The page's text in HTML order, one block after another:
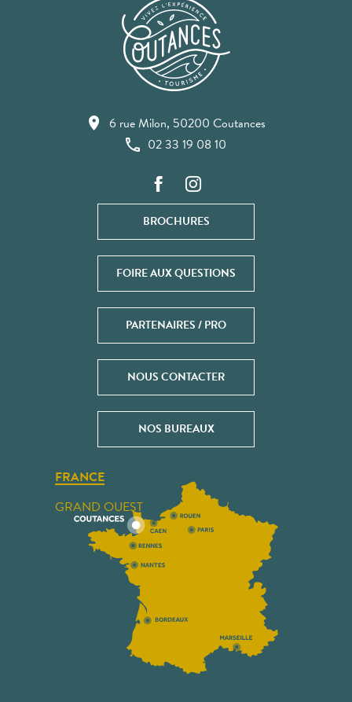
6 rue Milon, 50200 Coutances
02 33 19 08 10
BROCHURES
FOIRE AUX QUESTIONS
PARTENAIRES / PRO
NOUS CONTACTER
NOS BUREAUX
FRANCE
GRAND OUEST